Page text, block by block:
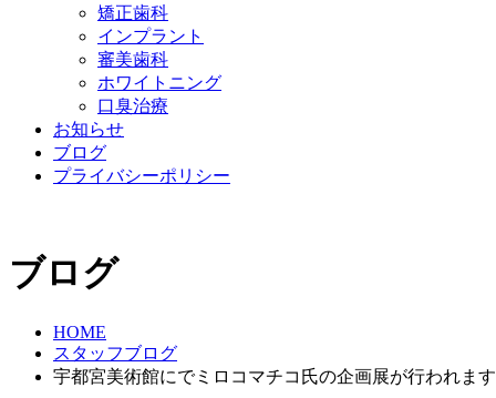
矯正歯科
インプラント
審美歯科
ホワイトニング
口臭治療
お知らせ
ブログ
プライバシーポリシー
ブログ
HOME
スタッフブログ
宇都宮美術館にでミロコマチコ氏の企画展が行われます